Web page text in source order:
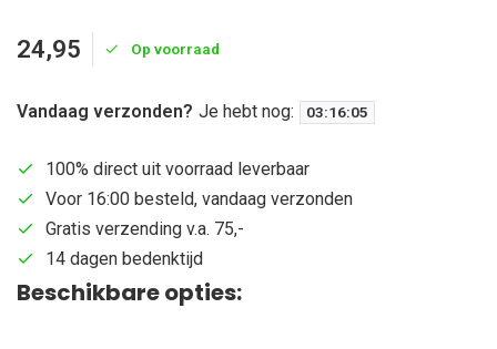
24,95 Op voorraad
Vandaag verzonden? Je hebt nog: 03:16:04
100% direct uit voorraad leverbaar
Voor 16:00 besteld, vandaag verzonden
Gratis verzending v.a. 75,-
14 dagen bedenktijd
Beschikbare opties: